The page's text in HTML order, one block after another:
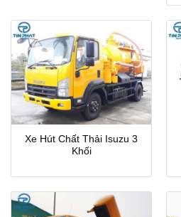
Xe Hút Chất Thải Isuzu 3
Khối